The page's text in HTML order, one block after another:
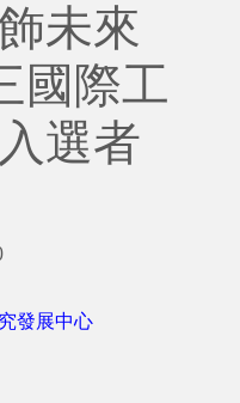
未來
國際工
選者
發展中心